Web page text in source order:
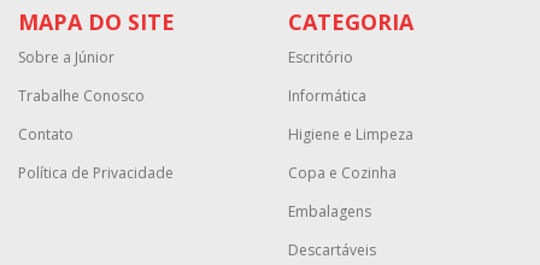
MAPA DO SITE
Sobre a Júnior
Trabalhe Conosco
Contato
Política de Privacidade
CATEGORIA
Escritório
Informática
Higiene e Limpeza
Copa e Cozinha
Embalagens
Descartáveis